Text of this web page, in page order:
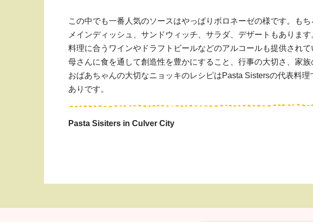
この中でも一番人気のソースはやっぱりボロネーゼの様です。も
メインディッシュ、サンドウィッチ、サラダ、デザートもあります
料理に合うワインやドラフトビールなどのアルコールも提供され
母さんに食を通して創造性を豊かにすること、行事の大切さ、家族
おばあちゃんの大切なニョッキのレシピはPasta Sistersの代表料
ありです。
Pasta Sisiters in Culver City